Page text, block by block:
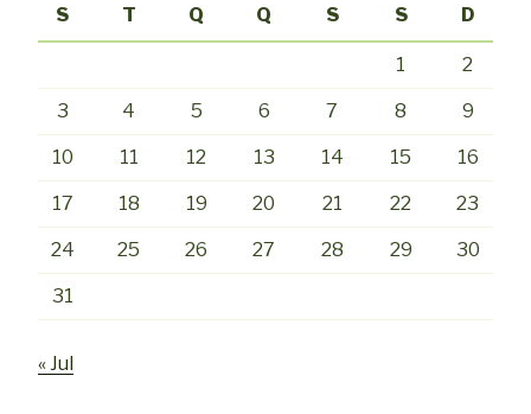
S
T Q Q S S D
1 2
3 4 5 6 7 8 9
10 11 12 13 14 15 16
17 18 19 20 21 22 23
24 25 26 27 28 29 30
31
« Jul